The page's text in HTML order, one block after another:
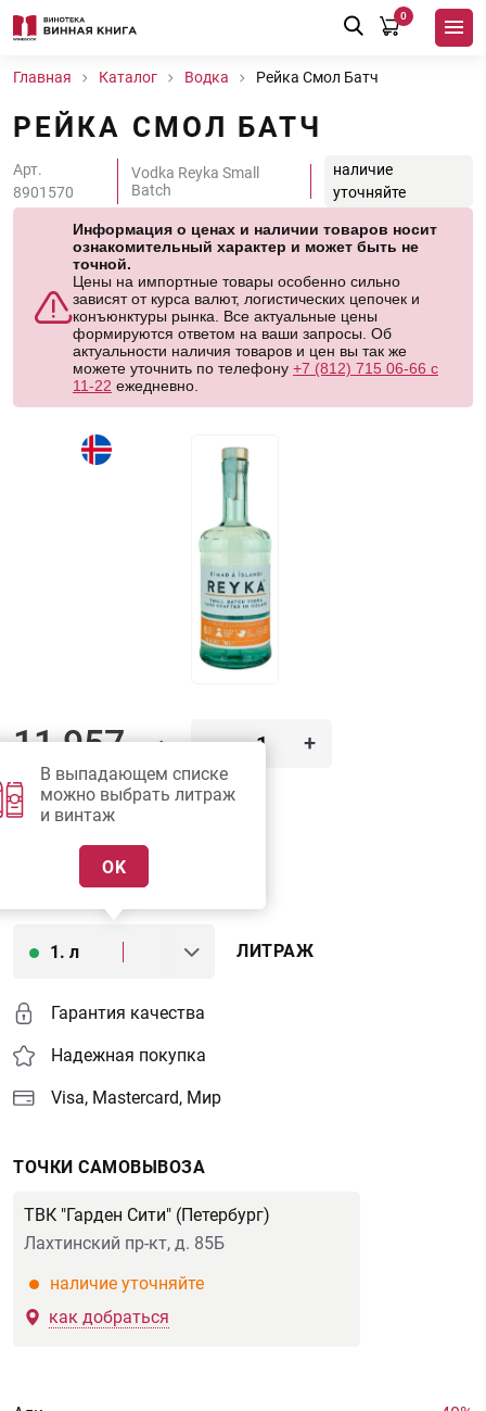
0
Главная Каталог Водка Рейка Смол Батч
РЕЙКА СМОЛ БАТЧ
Арт.
8901570
Vodka Reyka Small
Batch
наличие
уточняйте
Информация о ценах и наличии товаров носит
ознакомительный характер и может быть не
точной.
Цены на импортные товары особенно сильно
зависят от курса валют, логистических цепочек и
конъюнктуры рынка. Все актуальные цены
формируются ответом на ваши запросы. Об
актуальности наличия товаров и цен вы так же
можете уточнить по телефону +7 (812) 715 06-66 с
11-22 ежедневно.
11 957 руб. - +
В КОРЗИНУ
ПОДОБРАТЬ АНАЛОГ
В выпадающем списке
можно выбрать литраж
и винтаж
OK
1. л ЛИТРАЖ
Гарантия качества
Надежная покупка
Visa, Mastercard, Мир
ТОЧКИ САМОВЫВОЗА
ТВК "Гарден Сити" (Петербург)
Лахтинский пр-кт, д. 85Б
наличие уточняйте
как добраться